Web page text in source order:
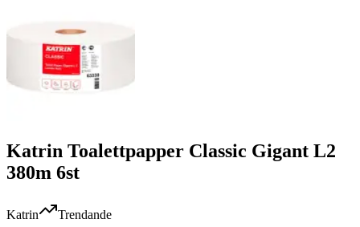
Katrin Toalettpapper Classic Gigant L2
380m 6st
Katrin
Trendande